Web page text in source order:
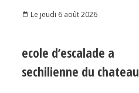
Le jeudi 6 août 2026
ecole d’escalade a
sechilienne du chateau